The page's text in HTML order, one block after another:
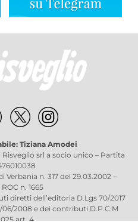
Tiziana Amodei
srl a socio unico – Partita
Verbania n. 317 del 29.03.2002 –
n. 1665
diretti dell’editoria D.Lgs 70/2017
06/2008 e dei contributi D.P.C.M
art. 4